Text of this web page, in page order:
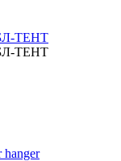
ТЕНТ
ТЕНТ